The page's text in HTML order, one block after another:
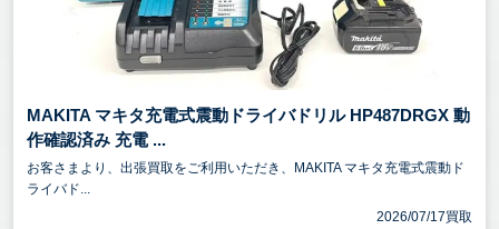
MAKITA マキタ充電式震動ドライバドリル HP487DRGX 動
作確認済み 充電 ...
お客さまより、出張買取をご利用いただき、MAKITA マキタ充電式震動ド
ライバド...
2026/07/17買取